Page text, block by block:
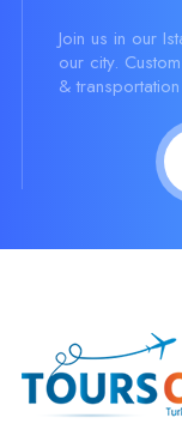
Join us in our
our city.
&